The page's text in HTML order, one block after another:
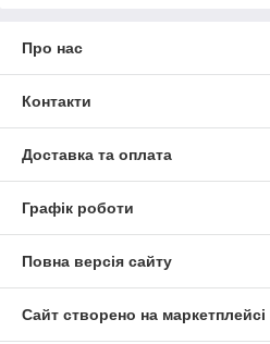
Про нас
Контакти
Доставка та оплата
Графік роботи
Повна версія сайту
Сайт створено на маркетплейсі